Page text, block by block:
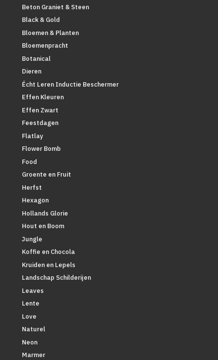
Beton Graniet & Steen
Black & Gold
Bloemen & Planten
Bloemenpracht
Botanical
Dieren
Écht Leren Inductie Beschermer
Effen Kleuren
Effen Zwart
Feestdagen
Flatlay
Flower Bomb
Food
Groente en Fruit
Herfst
Hexagon
Hollands Glorie
Hout en Boom
Jungle
Koffie en Chocola
Kruiden en Lepels
Landschap Schilderijen
Leaves
Lente
Love
Naturel
Neon
Marmer